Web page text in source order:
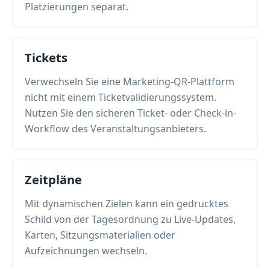
Platzierungen separat.
Tickets
Verwechseln Sie eine Marketing-QR-Plattform
nicht mit einem Ticketvalidierungssystem.
Nutzen Sie den sicheren Ticket- oder Check-in-
Workflow des Veranstaltungsanbieters.
Zeitpläne
Mit dynamischen Zielen kann ein gedrucktes
Schild von der Tagesordnung zu Live-Updates,
Karten, Sitzungsmaterialien oder
Aufzeichnungen wechseln.